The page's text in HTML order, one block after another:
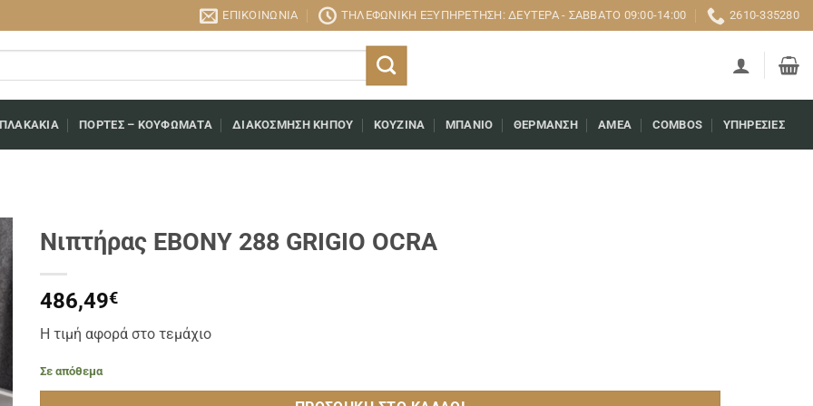
ΕΠΙΚΟΙΝΩΝΊΑ ΤΗΛΕΦΩΝΙΚΉ ΕΞΥΠΗΡΈΤΗΣΗ: ΔΕΥΤΈΡΑ - ΣΆΒΒΑΤΟ 09:00-14:00 2610-335280
ΠΌΡΤΕΣ – ΚΟΥΦΏΜΑΤΑ ΔΙΑΚΌΣΜΗΣΗ ΚΉΠΟΥ ΚΟΥΖΊΝΑ ΜΠΆΝΙΟ ΘΈΡΜΑΝΣΗ AMEA COMBOS ΥΠΗΡΕΣΊΕΣ
Νιπτήρας EBONY 288 GRIGIO OCRA
486,49€
Η τιμή αφορά στο τεμάχιο
Σε απόθεμα